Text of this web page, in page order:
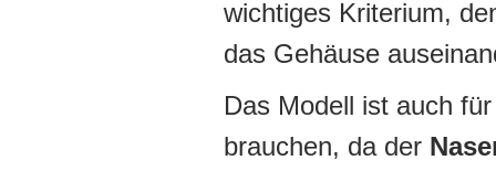
wichtiges Kriterium,
das Gehäuse
Das Modell ist auch
brauchen, da der